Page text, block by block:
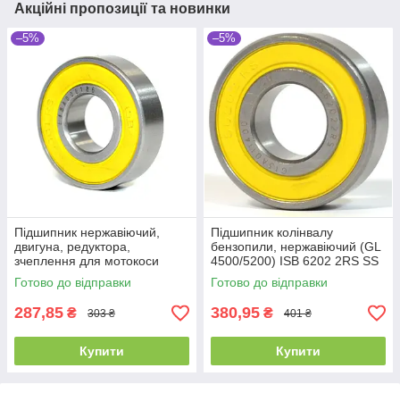
Акційні пропозиції та новинки
–5%
Підшипник нержавіючий,
двигуна, редуктора,
зчеплення для мотокоси
OLEO-MAC SPARTA 25
SPARTA 37, SPARTA 38,
Готово до відправки
287,85 ₴ 303 ₴
Купити
–5%
Підшипник колінвалу
бензопили, нержавіючий (GL
4500/5200) ISB 6202 2RS SS
SING (180202) (15x35x11)
Готово до відправки
380,95 ₴ 401 ₴
Купити